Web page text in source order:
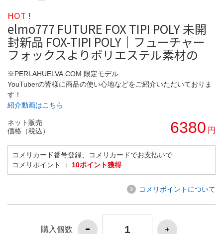
HOT !
elmo777 FUTURE FOX TIPI POLY 未開
封新品 FOX-TIPI POLY｜フューチャー
フォックスよりポリエステル素材の
※PERLAHUELVA.COM 限定モデル
YouTuberの皆様に商品の使い心地などをご紹介いただいておりま
す！
紹介動画はこちら
ネット販売
価格（税込）
6380 円
コメリカード番号登録、コメリカードでお支払いで
コメリポイント ： 10ポイント獲得
コメリポイントについて
購入個数